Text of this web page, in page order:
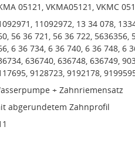
05121, VKMA05121, VKMC
11092972, 13 34 078,
56 36 721, 56 36 722, 5636356,
6 36 734, 6 36 740, 6 36 748, 6
636740, 636748, 636749,
9128723, 9192178,
+ Zahnriemensatz
abgerundetem Zahnprofil